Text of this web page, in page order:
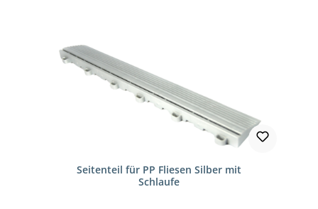
Seitenteil für PP Fliesen Silber mit
Schlaufe